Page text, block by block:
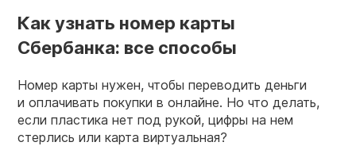
Как узнать номер карты
Сбербанка: все способы
Номер карты нужен, чтобы переводить деньги
и оплачивать покупки в онлайне. Но что делать,
если пластика нет под рукой, цифры на нем
стерлись или карта виртуальная?